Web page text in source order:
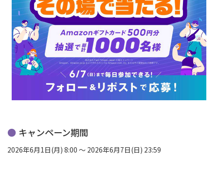
キャンペーン期間
2026年6月1日(月) 8:00 ～ 2026年6月7日(日) 23:59